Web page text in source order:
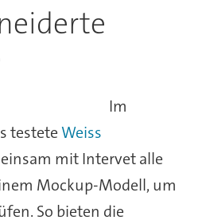
Im
testeteWeiss
mit Intervet alle
Mockup-Modell, um
So bieten die